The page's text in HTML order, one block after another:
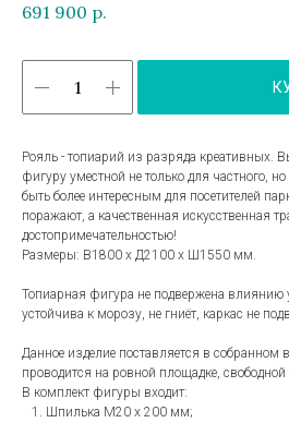
691 900 р.
Рояль - топиарий из разряда креативных.
фигуру уместной не только для частного,
быть более интересным для посетителей
поражают, а качественная искусственная
достопримечательностью!
Размеры: В1800 х Д2100 х Ш1550 мм.
Топиарная фигура не подвержена влиянию
устойчива к морозу, не гниёт, каркас не
Данное изделие поставляется в собранном
проводится на ровной площадке, свободной
В комплект фигуры входит:
Шпилька М20 х 200 мм;